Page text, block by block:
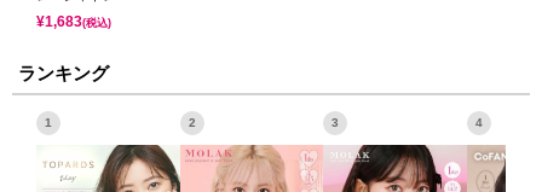
¥1,683(税込)
ランキング
1 2 3 4